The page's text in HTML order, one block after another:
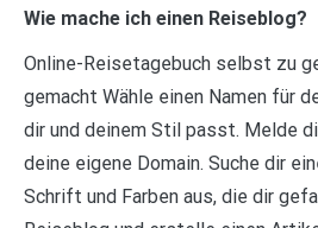
Wie mache ich einen Reiseblog?
Online-Reisetagebuch selbst zu
gemacht Wähle einen Namen für
dir und deinem Stil passt. Melde
deine eigene Domain. Suche dir
Schrift und Farben aus, die dir